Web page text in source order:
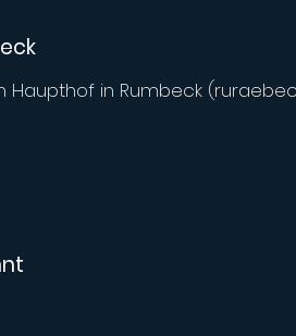
Haupthof in Rumbeck